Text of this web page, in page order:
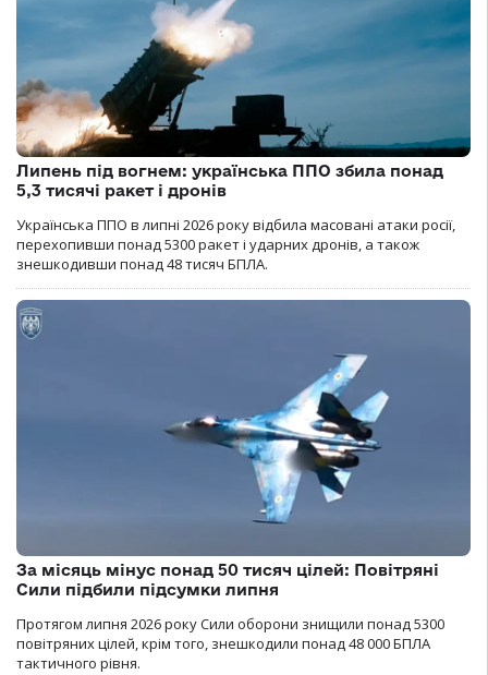
Липень під вогнем: українська ППО збила понад
5,3 тисячі ракет і дронів
Українська ППО в липні 2026 року відбила масовані атаки росії,
перехопивши понад 5300 ракет і ударних дронів, а також
знешкодивши понад 48 тисяч БПЛА.
За місяць мінус понад 50 тисяч цілей: Повітряні
Сили підбили підсумки липня
Протягом липня 2026 року Cили оборони знищили понад 5300
повітряних цілей, крім того, знешкодили понад 48 000 БПЛА
тактичного рівня.